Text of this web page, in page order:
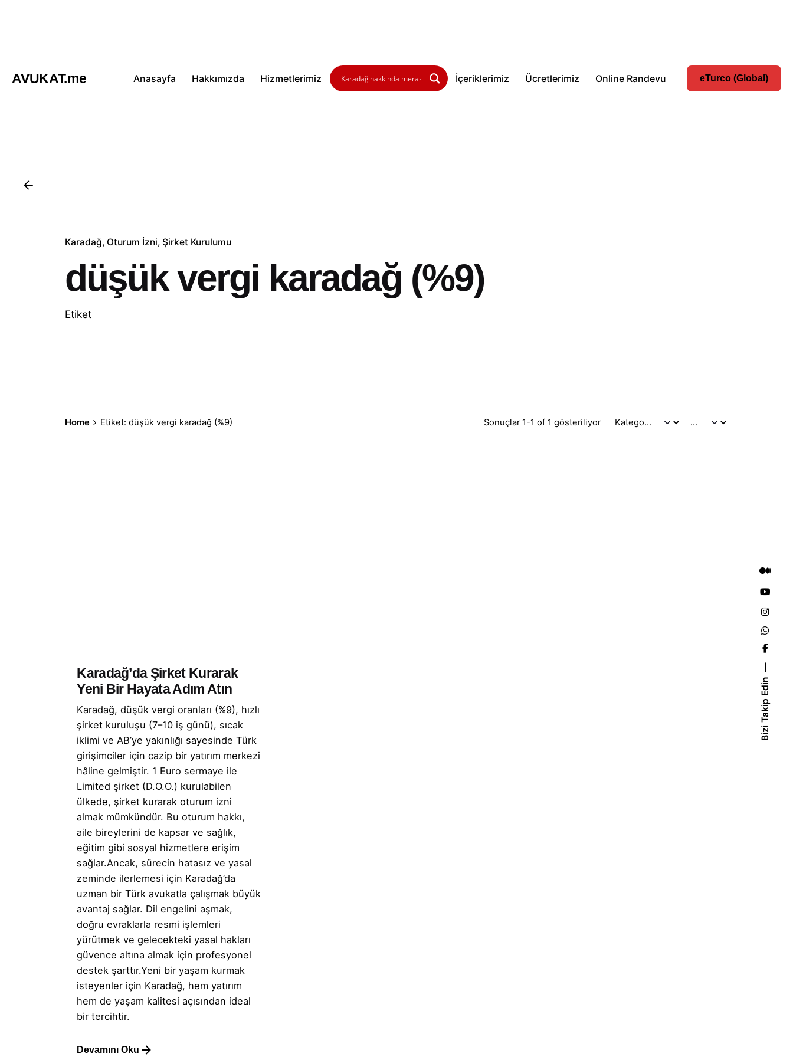
Bizi Takip Edin
AVUKAT.me Anasayfa Hakkımızda Hizmetlerimiz İçeriklerimiz Ücretlerimiz Online Randevu eTurco (Global)
Karadağ Oturum İzni Şirket Kurulumu
düşük vergi karadağ (%9)
Etiket
Home Etiket: düşük vergi karadağ (%9) Sonuçlar 1-1 of 1 gösteriliyor
Karadağ’da Şirket Kurarak
Yeni Bir Hayata Adım Atın
Karadağ, düşük vergi oranları (%9), hızlı
şirket kuruluşu (7–10 iş günü), sıcak
iklimi ve AB’ye yakınlığı sayesinde Türk
girişimciler için cazip bir yatırım merkezi
hâline gelmiştir. 1 Euro sermaye ile
Limited şirket (D.O.O.) kurulabilen
ülkede, şirket kurarak oturum izni
almak mümkündür. Bu oturum hakkı,
aile bireylerini de kapsar ve sağlık,
eğitim gibi sosyal hizmetlere erişim
sağlar.Ancak, sürecin hatasız ve yasal
zeminde ilerlemesi için Karadağ’da
uzman bir Türk avukatla çalışmak büyük
avantaj sağlar. Dil engelini aşmak,
doğru evraklarla resmi işlemleri
yürütmek ve gelecekteki yasal hakları
güvence altına almak için profesyonel
destek şarttır.Yeni bir yaşam kurmak
isteyenler için Karadağ, hem yatırım
hem de yaşam kalitesi açısından ideal
bir tercihtir.
Devamını Oku